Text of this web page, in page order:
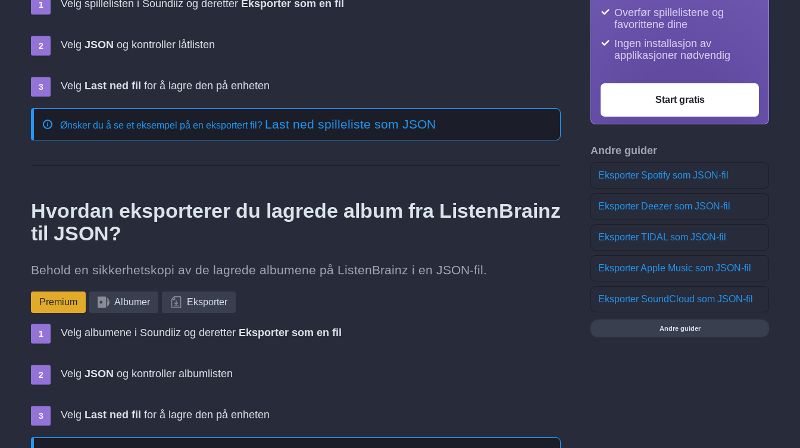
Velg spillelisten i Soundiiz og deretter Eksporter som en fil
Velg JSON og kontroller låtlisten
Velg Last ned fil for å lagre den på enheten
Ønsker du å se et eksempel på en eksportert fil? Last ned spilleliste som JSON
Hvordan eksporterer du lagrede album fra ListenBrainz
til JSON?
Behold en sikkerhetskopi av de lagrede albumene på ListenBrainz i en JSON-fil.
Premium Albumer Eksporter
Velg albumene i Soundiiz og deretter Eksporter som en fil
Velg JSON og kontroller albumlisten
Velg Last ned fil for å lagre den på enheten
Overfør spillelistene og
favorittene dine
Ingen installasjon av
applikasjoner nødvendig
Start gratis
Andre guider
Eksporter Spotify som JSON-fil
Eksporter Deezer som JSON-fil
Eksporter TIDAL som JSON-fil
Eksporter Apple Music som JSON-fil
Eksporter SoundCloud som JSON-fil
Andre guider